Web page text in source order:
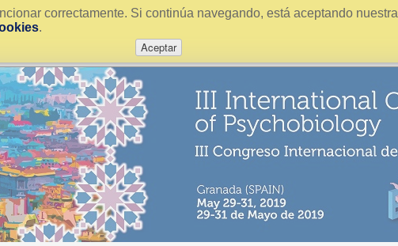
correctamente. Si continúa navegando, está aceptando
.
Aceptar